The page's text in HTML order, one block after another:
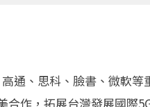
通、思科、臉書、微軟等
作，拓展台灣發展國際